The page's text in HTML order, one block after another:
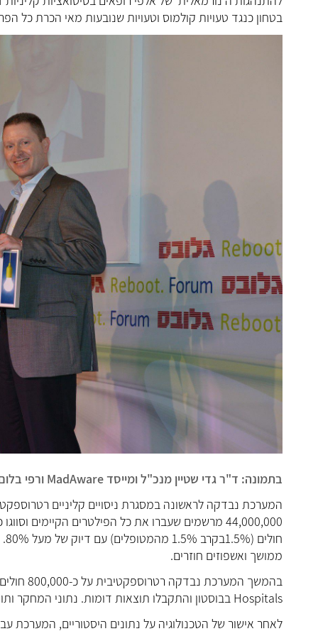
בטחון כנגד טעויות קולמוס וטעויות שנובעות מאי הכרת כל
בתמונה: ד"ר גדי שטיין מנכ"ל ומייסד MadAware ורפי בלום מנכ"ל חברת AbbVie ישראל
ממושך ואשפוזים חוזרים.
Hospitals בבוסטון והתקבלו תוצאות דומות. נתוני המחקר ותוצאותיו התקבלו לפרסום בעיתון אקדמי מוביל (פרסום צפוי - ינואר 2017).
לאחר אישור של הטכנולוגיה על נתונים היסטוריים,